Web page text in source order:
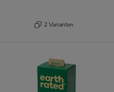
2 Varianten